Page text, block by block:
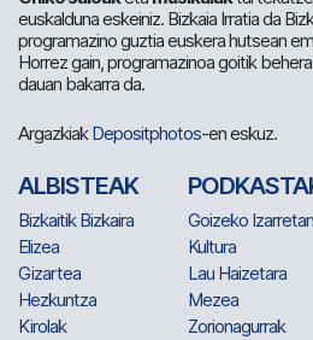
euskalduna eskeiniz. Bizkaia Irratia da
programazino guztia euskera hutsean
Horrez gain, programazinoa goitik
dauan bakarra da.
ArgazkiakDepositphotos-en eskuz.
ALBISTEAK
Bizkaitik Bizkaira
Elizea
Gizartea
Hezkuntza
Kirolak
Goizeko Izarretan
Kultura
Lau Haizetara
Mezea
Zorionagurrak